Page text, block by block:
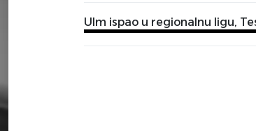
Ulm ispao u regionalnu ligu,